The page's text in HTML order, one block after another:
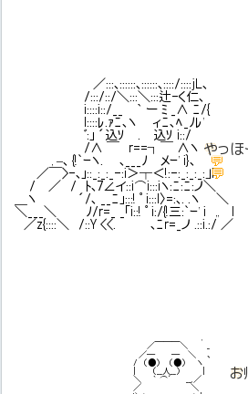
💬
💬
💬
やっほ
／:::､::::::､::::::､::::/::::jL､
/:::/::/＼:::＼:::辻-く仁､
i::::i::/__ ｀ ー ﾐ _∧ ﾆ/{
l::::ﾚ.ｧﾆ､ヽ ィﾆ､ﾍ_ﾉﾚ'
ﾞ:｣ ´込ｿ . 込ｿ
/∧ ￣ r==┐￣ ∧
, –､ {!`ｰヽ. ､___ﾉ メｰ' i}
／￣>-､｣::_:_:_-:i＞┬＜!:-:_:_:_:」i
/ ／ / ﾄ､7∠イ::i⌒i:::iヽ:ﾆ:ﾆ:ノ＼
＿ヽ ´/､ __ﾆ｣:::! ﾟ i:::l〉=:､. .ヽ ＼
＼___＼ ﾉ/r=_ _｢i::! ﾟ i:/{!三:`ｰ' i ,, l
／z{::::＼ /::Y <<. ､ﾆr=_ノ .::i.:/ ／
💬
お
／￣￣￣＼ _
／─ ─ ＼ 、
/ （●） （●） ヽ
| （__人__） |
＼ ｀ ⌒´ __,／
／ ＼